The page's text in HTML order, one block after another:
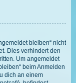
bleiben“ nicht
Dies verhindert den
Um angemeldet
beim Anmelden
dich an einem